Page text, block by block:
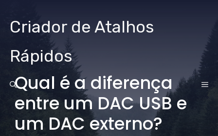
para
conteúdo
Criador de Atalhos
Rápidos
Qual é a diferença
entre um DAC USB e
um DAC externo?